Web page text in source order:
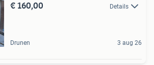
€ 160,00 Details
Drunen 3 aug 26